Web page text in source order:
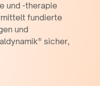
und -therapie
fundierte
und
sicher,